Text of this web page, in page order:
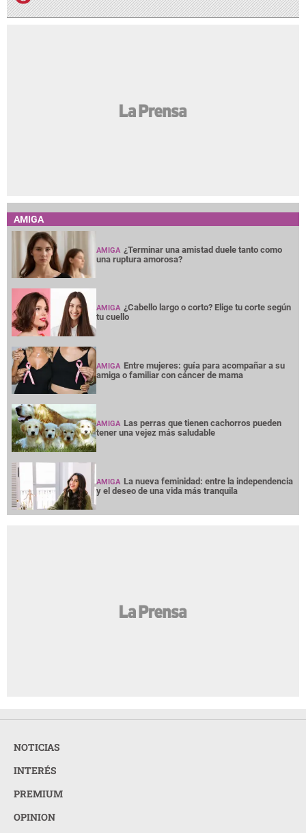
AMIGA
AMIGA ¿Terminar una amistad duele tanto como
una ruptura amorosa?
AMIGA ¿Cabello largo o corto? Elige tu corte según
tu cuello
AMIGA Entre mujeres: guía para acompañar a su
amiga o familiar con cáncer de mama
AMIGA Las perras que tienen cachorros pueden
tener una vejez más saludable
AMIGA La nueva feminidad: entre la independencia
y el deseo de una vida más tranquila
NOTICIAS
INTERÉS
PREMIUM
OPINION